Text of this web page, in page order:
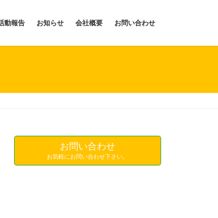
動報告 お知らせ 会社概要 お問い合わせ
お問い合わせ
お気軽にお問い合わせ下さい。